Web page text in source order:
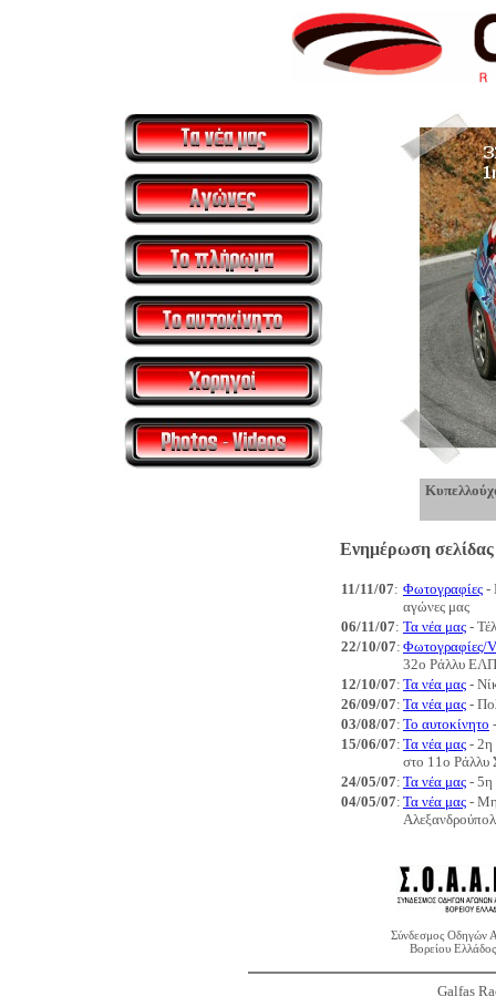
Ενημέρωση σελίδας
11/11/07: Φωτογραφίες -
αγώνες μας
06/11/07: Τα νέα μας -
22/10/07: Φωτογραφίες/
32ο Ράλλυ
12/10/07: Τα νέα μας -
26/09/07: Τα νέα μας -
03/08/07: Το αυτοκίνητο
15/06/07: Τα νέα μας - 2η
στο 11ο Ράλλυ
24/05/07: Τα νέα μας - 5η
04/05/07: Τα νέα μας -
Σύνδεσμος Οδηγών
Βορείου
Galfas